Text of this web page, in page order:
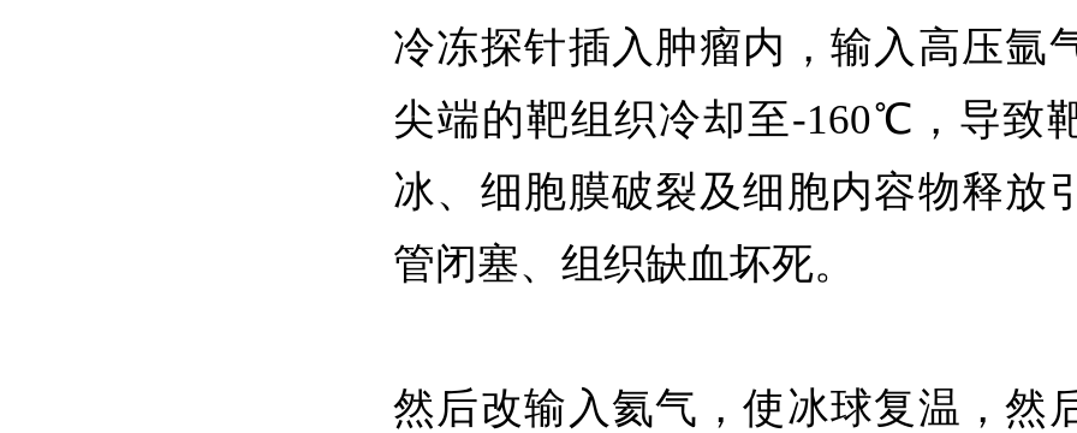
冷冻探针插入肿瘤内，输入高压氩
尖端的靶组织冷却至-160℃，导致
冰、细胞膜破裂及细胞内容物释放
管闭塞、组织缺血坏死。
然后改输入氦气，使冰球复温，然